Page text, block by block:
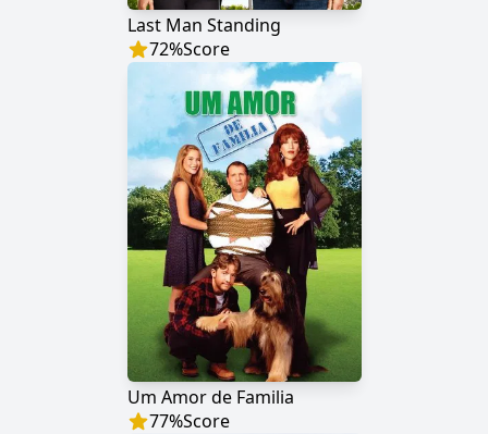
Last Man Standing
72%Score
Um Amor de Familia
77%Score